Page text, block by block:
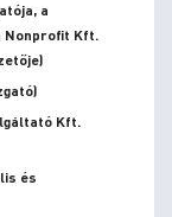
a
Nonprofit Kft.
Kft.
és